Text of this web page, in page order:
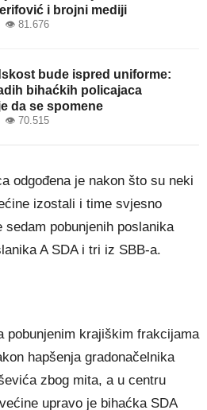
i brojni mediji
81.676
bude ispred uniforme:
bihaćkih policajaca
da se spomene
70.515
odgođena je nakon što su neki
izostali i time svjesno
pobunjenih poslanika
A SDA i tri iz SBB-a.
pobunjenim krajiškim frakcijama
hapšenja gradonačelnika
zbog mita, a u centru
upravo je bihaćka SDA